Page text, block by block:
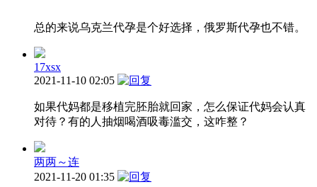
总的来说乌克兰代孕是个好选择，俄罗斯代孕也不错。
17xsx
2021-11-10 02:05
如果代妈都是移植完胚胎就回家，怎么保证代妈会认真
对待？有的人抽烟喝酒吸毒滥交，这咋整？
两两～连
2021-11-20 01:35